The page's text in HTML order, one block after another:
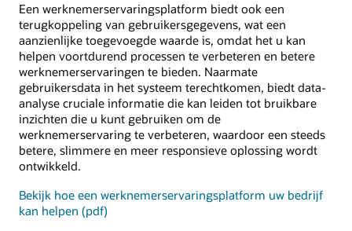
Een werknemerservaringsplatform biedt ook een
terugkoppeling van gebruikersgegevens, wat een
aanzienlijke toegevoegde waarde is, omdat het u kan
helpen voortdurend processen te verbeteren en betere
werknemerservaringen te bieden. Naarmate
gebruikersdata in het systeem terechtkomen, biedt data-
analyse cruciale informatie die kan leiden tot bruikbare
inzichten die u kunt gebruiken om de
werknemerservaring te verbeteren, waardoor een steeds
betere, slimmere en meer responsieve oplossing wordt
ontwikkeld.
Bekijk hoe een werknemerservaringsplatform uw bedrijf
kan helpen (pdf)